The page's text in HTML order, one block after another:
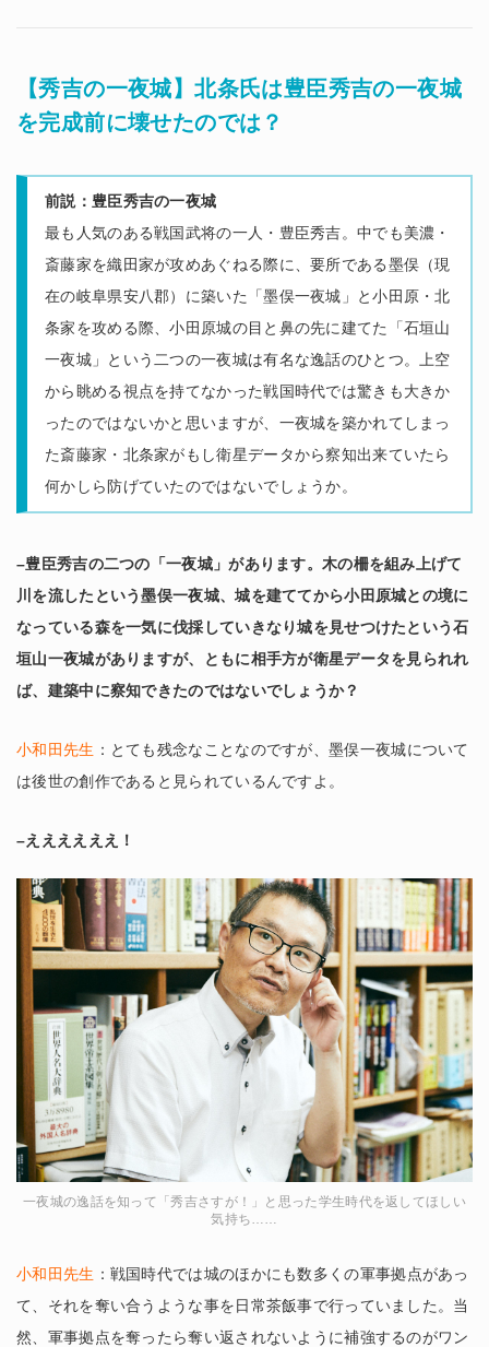
【秀吉の一夜城】北条氏は豊臣秀吉の一夜城
を完成前に壊せたのでは？
前説：豊臣秀吉の一夜城
最も人気のある戦国武将の一人・豊臣秀吉。中でも美濃・
斎藤家を織田家が攻めあぐねる際に、要所である墨俣（現
在の岐阜県安八郡）に築いた「墨俣一夜城」と小田原・北
条家を攻める際、小田原城の目と鼻の先に建てた「石垣山
一夜城」という二つの一夜城は有名な逸話のひとつ。上空
から眺める視点を持てなかった戦国時代では驚きも大きか
ったのではないかと思いますが、一夜城を築かれてしまっ
た斎藤家・北条家がもし衛星データから察知出来ていたら
何かしら防げていたのではないでしょうか。
–豊臣秀吉の二つの「一夜城」があります。木の柵を組み上げて
川を流したという墨俣一夜城、城を建ててから小田原城との境に
なっている森を一気に伐採していきなり城を見せつけたという石
垣山一夜城がありますが、ともに相手方が衛星データを見られれ
ば、建築中に察知できたのではないでしょうか？
小和田先生 ：とても残念なことなのですが、墨俣一夜城について
は後世の創作であると見られているんですよ。
–ええええええ！
一夜城の逸話を知って「秀吉さすが！」と思った学生時代を返してほしい
気持ち……
小和田先生 ：戦国時代では城のほかにも数多くの軍事拠点があっ
て、それを奪い合うような事を日常茶飯事で行っていました。当
然、軍事拠点を奪ったら奪い返されないように補強するのがワン